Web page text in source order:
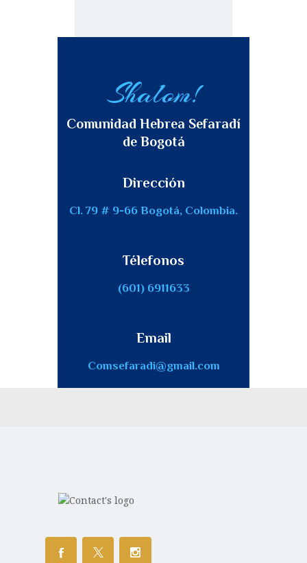
Shalom!
Comunidad Hebrea Sefaradí
de Bogotá
Dirección
Cl. 79 # 9-66 Bogotá, Colombia.
Télefonos
(601) 6911633
Email
Comsefaradi@gmail.com